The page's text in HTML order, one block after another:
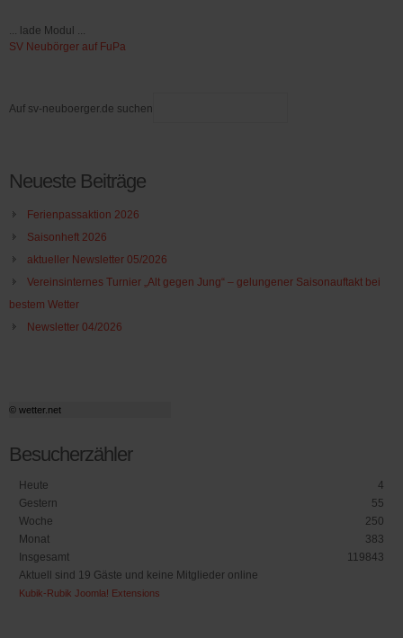
... lade Modul ...
SV Neubörger auf FuPa
Auf sv-neuboerger.de suchen
Neueste Beiträge
Ferienpassaktion 2026
Saisonheft 2026
aktueller Newsletter 05/2026
Vereinsinternes Turnier „Alt gegen Jung“ – gelungener Saisonauftakt bei
bestem Wetter
Newsletter 04/2026
© wetter.net
Besucherzähler
Heute
4
Gestern
55
Woche
250
Monat
383
Insgesamt
119843
Aktuell sind 19 Gäste und keine Mitglieder online
Kubik-Rubik Joomla! Extensions